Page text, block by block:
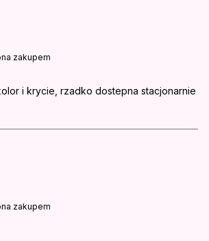
zakupem
i krycie, rzadko dostepna stacjonarnie
zakupem